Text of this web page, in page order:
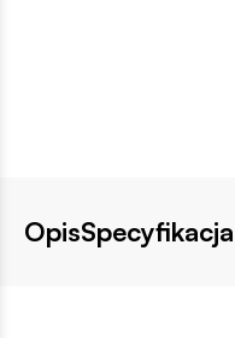
OpisSpecyfikacja